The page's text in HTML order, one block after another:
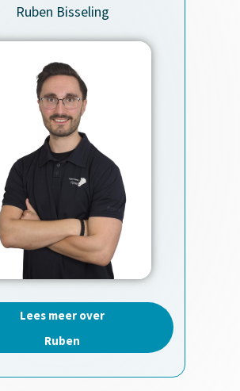
Ruben Bisseling
Lees meer over
Ruben